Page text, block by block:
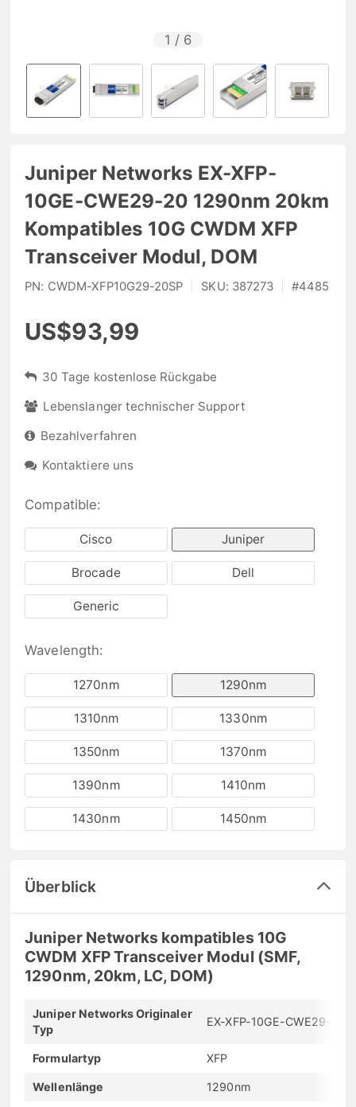
1 / 6
Juniper Networks EX-XFP-
10GE-CWE29-20 1290nm 20km
Kompatibles 10G CWDM XFP
Transceiver Modul, DOM
PN: CWDM-XFP10G29-20SP SKU: 387273 #4485
US$93,99
30 Tage kostenlose Rückgabe
Lebenslanger technischer Support
Bezahlverfahren
Kontaktiere uns
Compatible:
Cisco Juniper
Brocade Dell
Generic
Wavelength:
1270nm 1290nm
1310nm 1330nm
1350nm 1370nm
1390nm 1410nm
1430nm 1450nm
Überblick
Juniper Networks kompatibles 10G
CWDM XFP Transceiver Modul (SMF,
1290nm, 20km, LC, DOM)
Juniper Networks Originaler
Typ
EX-XFP-10GE-CWE29-20
Formulartyp XFP
Wellenlänge 1290nm